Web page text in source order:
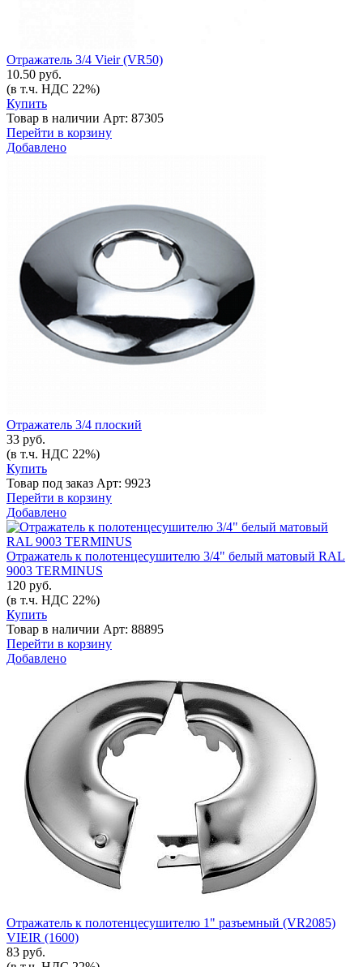
Отражатель 3/4 Vieir (VR50)
10.50 руб.
(в т.ч. НДС 22%)
Купить
Товар в наличии Арт: 87305
Перейти в корзину
Добавлено
Отражатель 3/4 плоский
33 руб.
(в т.ч. НДС 22%)
Купить
Товар под заказ Арт: 9923
Перейти в корзину
Добавлено
Отражатель к полотенцесушителю 3/4" белый матовый RAL
9003 TERMINUS
120 руб.
(в т.ч. НДС 22%)
Купить
Товар в наличии Арт: 88895
Перейти в корзину
Добавлено
Отражатель к полотенцесушителю 1" разъемный (VR2085)
VIEIR (1600)
83 руб.